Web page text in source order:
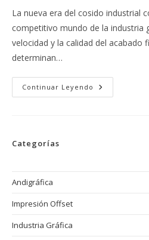
la
entrada:
La nueva era del cosido industrial
competitivo mundo de la industria
velocidad y la calidad del acabado
determinan…
Continuar Leyendo AsterPRO:
La
Categorías
Andigráfica
Impresión Offset
Industria Gráfica